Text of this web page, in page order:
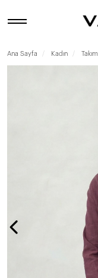
Ana Sayfa Kadın Takım